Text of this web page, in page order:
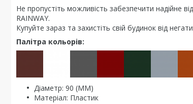
Не пропустіть можливість забезпечити надійне
RAINWAY.
Купуйте зараз та захистіть свій будинок від
Палітра кольорів:
Діаметр: 90 (ММ)
Матеріал: Пластик